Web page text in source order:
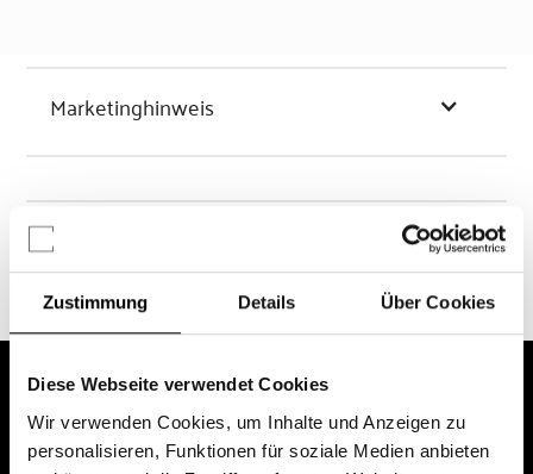
Zustimmung Details Über Cookies
Diese Webseite verwendet Cookies
Wir verwenden Cookies, um Inhalte und Anzeigen zu
personalisieren, Funktionen für soziale Medien anbieten
Marketinghinweis
Chancen & Risiken